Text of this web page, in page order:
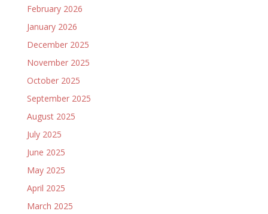
February 2026
January 2026
December 2025
November 2025
October 2025
September 2025
August 2025
July 2025
June 2025
May 2025
April 2025
March 2025